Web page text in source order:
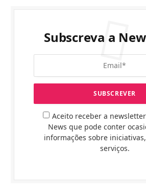
Subscreva a
Aceito receber a
News que pode conter
informações sobre
serviços.